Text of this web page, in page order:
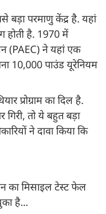
बड़ा परमाणु केंद्र है. यहां
होती है. 1970 में
(PAEC) ने यहां एक
10,000 पाउंड यूरेनियम
प्रोग्राम का दिल है.
तो ये बहुत बड़ा
ने दावा किया कि
का मिसाइल टेस्ट फेल
है...